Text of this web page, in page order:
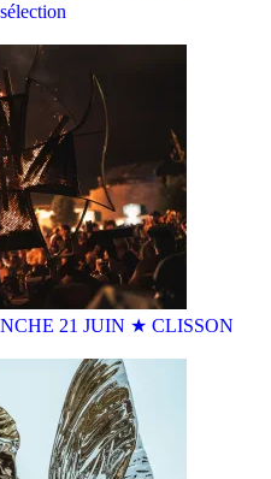
21 JUIN ★ CLISSON